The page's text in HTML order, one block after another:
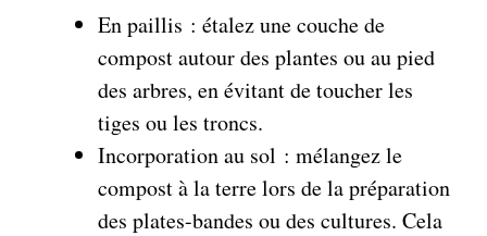
En paillis : étalez une couche de
compost autour des plantes ou au pied
des arbres, en évitant de toucher les
tiges ou les troncs.
Incorporation au sol : mélangez le
compost à la terre lors de la préparation
des plates-bandes ou des cultures. Cela